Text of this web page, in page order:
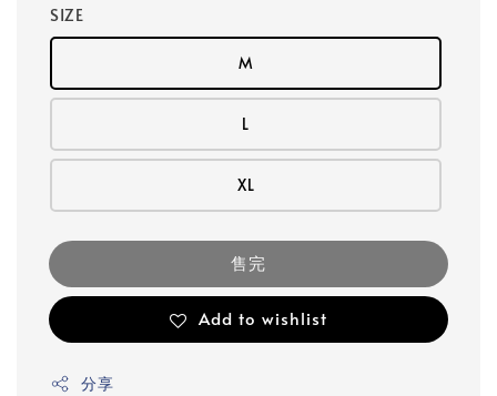
SIZE
M
L
XL
售完
Add to wishlist
分享